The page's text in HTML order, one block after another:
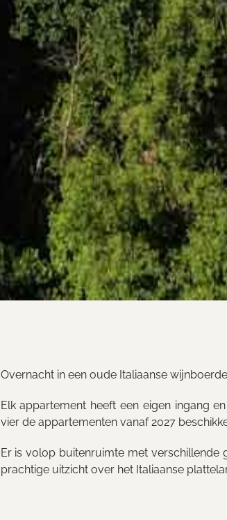
Overnacht in een oude Italiaanse
Elk appartement heeft een eigen ingang
vier de appartementen vanaf 2027
Er is volop buitenruimte met verschillende
prachtige uitzicht over het Italiaanse